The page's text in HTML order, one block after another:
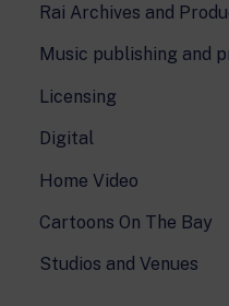
Rai Archives and
Music publishing and
Licensing
Digital
Home Video
Cartoons On The Bay
Studios and Venues